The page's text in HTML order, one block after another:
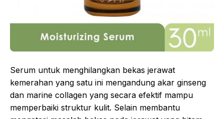
Serum untuk menghilangkan bekas jerawat
kemerahan yang satu ini mengandung akar ginseng
dan marine collagen yang secara efektif mampu
memperbaiki struktur kulit. Selain membantu